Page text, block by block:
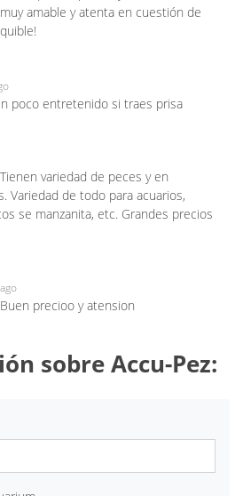
amable y atenta en cuestión de
poco entretenido si traes prisa
Tienen variedad de peces y en
Variedad de todo para acuarios,
se manzanita, etc. Grandes precios
Buen precioo y atension
sobre Accu-Pez: